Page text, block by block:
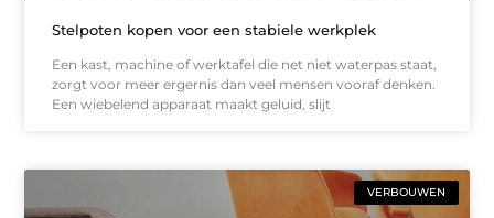
Stelpoten kopen voor een stabiele werkplek
Een kast, machine of werktafel die net niet waterpas staat,
zorgt voor meer ergernis dan veel mensen vooraf denken.
Een wiebelend apparaat maakt geluid, slijt
VERBOUWEN